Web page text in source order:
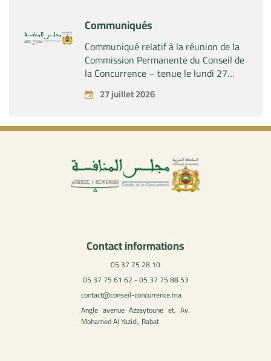
Communiqués
Communiqué relatif à la réunion de la
Commission Permanente du Conseil de
la Concurrence – tenue le lundi 27
juillet 2026
27 juillet 2026
Contact informations
05 37 75 28 10
05 37 75 61 62 - 05 37 75 88 53
contact@conseil-concurrence.ma
Angle avenue Azzaytoune et, Av.
Mohamed Al Yazidi, Rabat